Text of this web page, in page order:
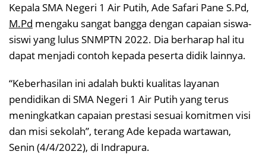
Kepala SMA Negeri 1 Air Putih, Ade Safari Pane S.Pd,
M.Pd mengaku sangat bangga dengan capaian siswa-
siswi yang lulus SNMPTN 2022. Dia berharap hal itu
dapat menjadi contoh kepada peserta didik lainnya.
“Keberhasilan ini adalah bukti kualitas layanan
pendidikan di SMA Negeri 1 Air Putih yang terus
meningkatkan capaian prestasi sesuai komitmen visi
dan misi sekolah”, terang Ade kepada wartawan,
Senin (4/4/2022), di Indrapura.